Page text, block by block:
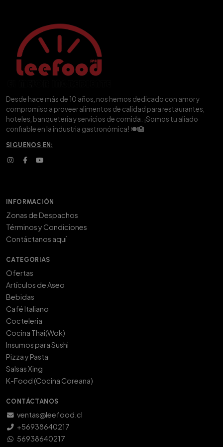
Desde hace más de 10 años, nos hemos dedicado con amor y
compromiso a proveer alimentos de calidad para restaurantes,
hoteles, banquetería y servicios de comida. ¡Somos tu aliado
confiable en la industria gastronómica! 🍽️🏨
SIGUENOS EN:
INFORMACIÓN
Zonas de Despachos
Términos y Condiciones
Contáctanos aquí
CATEGORIAS
Ofertas
Artículos de Aseo
Bebidas
Café Italiano
Cocteleria
Cocina Thai(Wok)
Insumos para Sushi
Pizza y Pasta
Salsas Xing
K-Food (Cocina Coreana)
CONTÁCTANOS
ventas@leefood.cl
+56938640217
56938640217